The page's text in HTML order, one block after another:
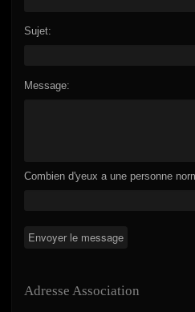
Sujet:
Message:
Combien d'yeux a une personne
Adresse Association